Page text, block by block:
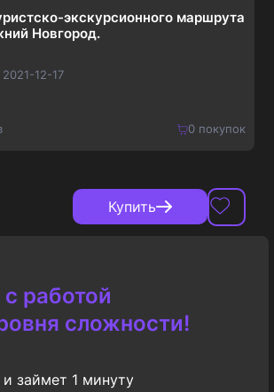
экскурсионного маршрута
Новгород.
2021-12-17
0покупок
Купить
работой
сложности!
займет 1 минуту